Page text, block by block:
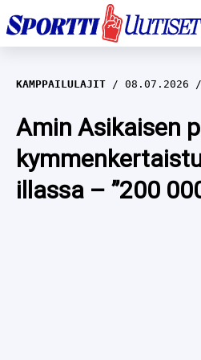
EM-YLEISURHEILU
JÄÄKIEKKO
YLEISURHEILU
WILMA HELTELÄ
TALVILAJIT
KAMPPAILULAJIT 08.07.2026
Amin Asikaisen
illassa – ”200